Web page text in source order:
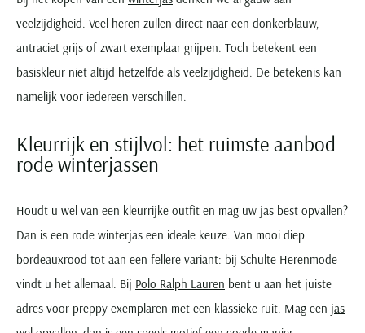
Grote maten
Grote maten overhemden
Grote maten herenkleding
Populaire materialen
Linnen overhemden
Denim overhemden
Katoenen overhemden
Corduroy overhemden
Oranje polo heren
Blauwe polo heren
Groene polo heren
Ralph Lauren Slim Fit polo
Ralph Lauren Custom Fit polo
Deals
Buy 2 save €20
Katoenen vest
Wollen vest
Fleece trui
Grote maten truien
Grote maten vesten
Grote maten specialist
Meyer Dubai
Populaire fits
Broeken slim fit
Jeans slim fit
Cargo broeken
Grote maten zomerjassen
Grote maten specialist
Parka jassen
Mantel jassen
Bomber jacks
Windjacks
Softshell jassen
People of Shibuya
Peuterey
Pierre Cardin
Polo Ralph Lauren
PME Legend
Rehab
Replay
Reset
Roy Robson
Schiesser
veelzijdigheid. Veel heren zullen direct naar een donkerblauw,
antraciet grijs of zwart exemplaar grijpen. Toch betekent een
basiskleur niet altijd hetzelfde als veelzijdigheid. De betekenis kan
namelijk voor iedereen verschillen.
Kleurrijk en stijlvol: het ruimste aanbod
rode winterjassen
Houdt u wel van een kleurrijke outfit en mag uw jas best opvallen?
Dan is een rode winterjas een ideale keuze. Van mooi diep
bordeauxrood tot aan een fellere variant: bij Schulte Herenmode
vindt u het allemaal. Bij Polo Ralph Lauren bent u aan het juiste
adres voor preppy exemplaren met een klassieke ruit. Mag een jas